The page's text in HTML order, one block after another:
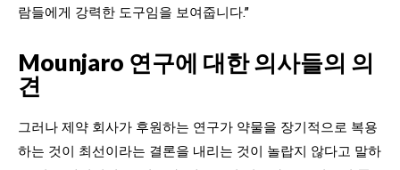
람들에게 강력한 도구임을 보여줍니다.”
Mounjaro 연구에 대한 의사들의 의
견
그러나 제약 회사가 후원하는 연구가 약물을 장기적으로 복용
하는 것이 최선이라는 결론을 내리는 것이 놀랍지 않다고 말하